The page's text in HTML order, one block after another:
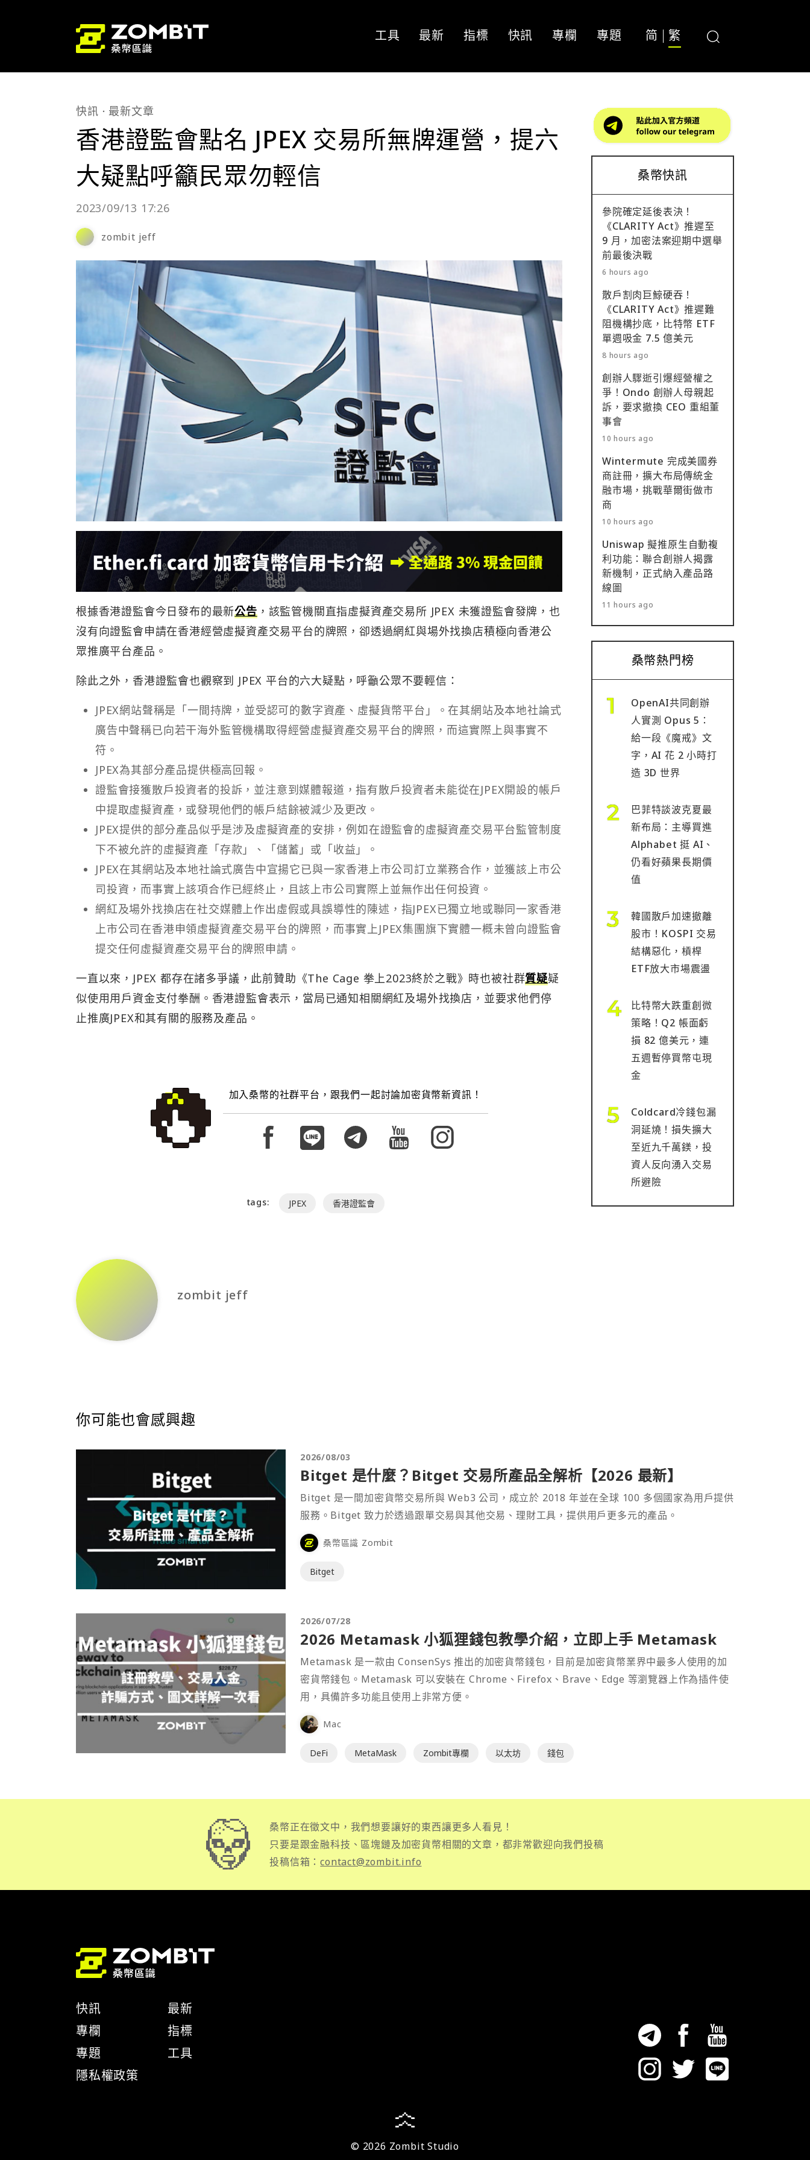
工具 最新 指標 快訊 專欄 專題 简 繁
快訊 最新文章
香港證監會點名 JPEX 交易所無牌運營，提六
大疑點呼籲民眾勿輕信
2023/09/13 17:26
zombit jeff
根據香港證監會今日發布的最新公告，該監管機關直指虛擬資產交易所 JPEX 未獲證監會發牌，也
沒有向證監會申請在香港經營虛擬資產交易平台的牌照，卻透過網紅與場外找換店積極向香港公
眾推廣平台產品。
除此之外，香港證監會也觀察到 JPEX 平台的六大疑點，呼籲公眾不要輕信：
JPEX網站聲稱是「一間持牌，並受認可的數字資產、虛擬貨幣平台」。在其網站及本地社論式
廣告中聲稱已向若干海外監管機構取得經營虛擬資產交易平台的牌照，而這實際上與事實不
符。
JPEX為其部分產品提供極高回報。
證監會接獲散戶投資者的投訴，並注意到媒體報道，指有散戶投資者未能從在JPEX開設的帳戶
中提取虛擬資產，或發現他們的帳戶結餘被減少及更改。
JPEX提供的部分產品似乎是涉及虛擬資產的安排，例如在證監會的虛擬資產交易平台監管制度
下不被允許的虛擬資產「存款」、「儲蓄」或「收益」。
JPEX在其網站及本地社論式廣告中宣揚它已與一家香港上市公司訂立業務合作，並獲該上市公
司投資，而事實上該項合作已經終止，且該上市公司實際上並無作出任何投資。
網紅及場外找換店在社交媒體上作出虛假或具誤導性的陳述，指JPEX已獨立地或聯同一家香港
上市公司在香港申領虛擬資產交易平台的牌照，而事實上JPEX集團旗下實體一概未曾向證監會
提交任何虛擬資產交易平台的牌照申請。
一直以來，JPEX 都存在諸多爭議，此前贊助《The Cage 拳上2023終於之戰》時也被社群質疑疑
似使用用戶資金支付拳酬。香港證監會表示，當局已通知相關網紅及場外找換店，並要求他們停
止推廣JPEX和其有關的服務及產品。
加入桑幣的社群平台，跟我們一起討論加密貨幣新資訊！
tags: JPEX 香港證監會
zombit jeff
桑幣快訊
參院確定延後表決！
《CLARITY Act》推遲至
9 月，加密法案迎期中選舉
前最後決戰
6 hours ago
散戶割肉巨鯨硬吞！
《CLARITY Act》推遲難
阻機構抄底，比特幣 ETF
單週吸金 7.5 億美元
8 hours ago
創辦人驟逝引爆經營權之
爭！Ondo 創辦人母親起
訴，要求撤換 CEO 重組董
事會
10 hours ago
Wintermute 完成美國券
商註冊，擴大布局傳統金
融市場，挑戰華爾街做市
商
10 hours ago
Uniswap 擬推原生自動複
利功能：聯合創辦人揭露
新機制，正式納入產品路
線圖
11 hours ago
桑幣熱門榜
OpenAI共同創辦
人實測 Opus 5：
給一段《魔戒》文
字，AI 花 2 小時打
造 3D 世界
巴菲特談波克夏最
新布局：主導買進
Alphabet 挺 AI、
仍看好蘋果長期價
值
韓國散戶加速撤離
股市！KOSPI 交易
結構惡化，槓桿
ETF放大市場震盪
比特幣大跌重創微
策略！Q2 帳面虧
損 82 億美元，連
五週暫停買幣屯現
金
Coldcard冷錢包漏
洞延燒！損失擴大
至近九千萬鎂，投
資人反向湧入交易
所避險
你可能也會感興趣
2026/08/03
Bitget 是什麼？Bitget 交易所產品全解析【2026 最新】
Bitget 是一間加密貨幣交易所與 Web3 公司，成立於 2018 年並在全球 100 多個國家為用戶提供
服務。Bitget 致力於透過跟單交易與其他交易、理財工具，提供用戶更多元的產品。
桑幣區識 Zombit
Bitget
2026/07/28
2026 Metamask 小狐狸錢包教學介紹，立即上手 Metamask
Metamask 是一款由 ConsenSys 推出的加密貨幣錢包，目前是加密貨幣業界中最多人使用的加
密貨幣錢包。Metamask 可以安裝在 Chrome、Firefox、Brave、Edge 等瀏覽器上作為插件使
用，具備許多功能且使用上非常方便。
Mac
DeFi MetaMask Zombit專欄 以太坊 錢包
桑幣正在徵文中，我們想要讓好的東西讓更多人看見！
只要是跟金融科技、區塊鏈及加密貨幣相關的文章，都非常歡迎向我們投稿
投稿信箱：contact@zombit.info
快訊
專欄
專題
隱私權政策
最新
指標
工具
© 2026 Zombit Studio